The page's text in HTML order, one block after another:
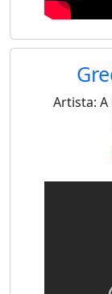
Artista: A